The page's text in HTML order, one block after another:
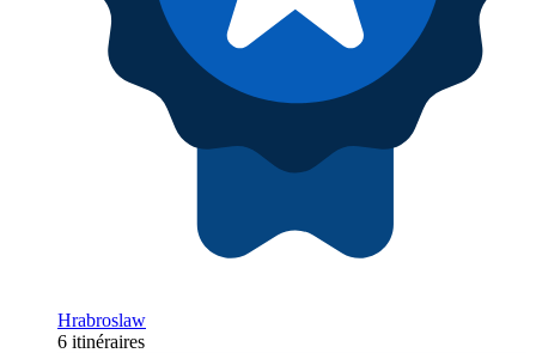
Hrabroslaw
6 itinéraires